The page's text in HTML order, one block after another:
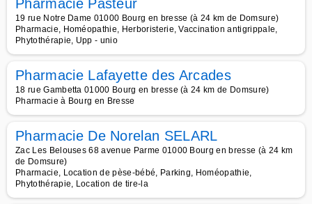
Pharmacie Pasteur
19 rue Notre Dame 01000 Bourg en bresse (à 24 km de Domsure)
Pharmacie, Homéopathie, Herboristerie, Vaccination antigrippale,
Phytothérapie, Upp - unio
Pharmacie Lafayette des Arcades
18 rue Gambetta 01000 Bourg en bresse (à 24 km de Domsure)
Pharmacie à Bourg en Bresse
Pharmacie De Norelan SELARL
Zac Les Belouses 68 avenue Parme 01000 Bourg en bresse (à 24 km
de Domsure)
Pharmacie, Location de pèse-bébé, Parking, Homéopathie,
Phytothérapie, Location de tire-la